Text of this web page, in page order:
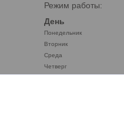
Режим работы:
День
Понедельник
Вторник
Среда
Четверг